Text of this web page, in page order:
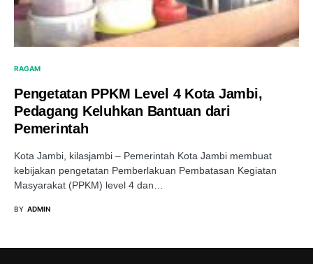
RAGAM
Pengetatan PPKM Level 4 Kota Jambi,
Pedagang Keluhkan Bantuan dari
Pemerintah
Kota Jambi, kilasjambi – Pemerintah Kota Jambi membuat
kebijakan pengetatan Pemberlakuan Pembatasan Kegiatan
Masyarakat (PPKM) level 4 dan…
BY ADMIN